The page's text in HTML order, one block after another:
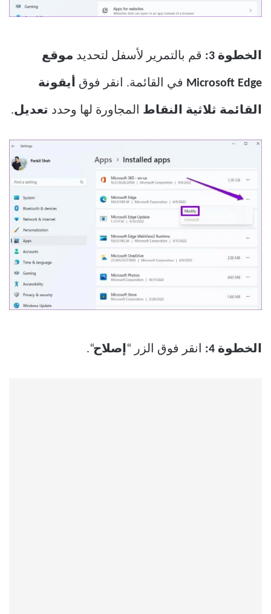
الخطوة 3: قم بالتمرير لأسفل لتحديد موقع
Microsoft Edge في القائمة. انقر فوق أيقونة
القائمة ثلاثية النقاط المجاورة لها وحدد تعديل.
الخطوة 4: انقر فوق الزر “ إصلاح“.